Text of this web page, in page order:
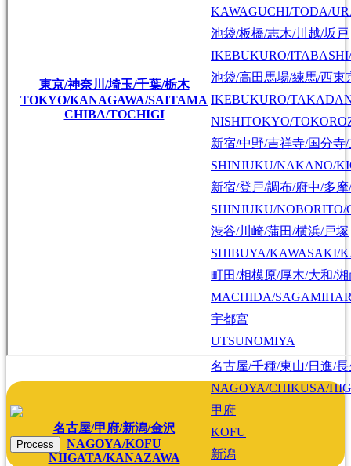
東京/神奈川/埼玉/千葉/栃木
TOKYO/KANAGAWA/SAITAMA
CHIBA/TOCHIGI
KAWAGUCHI/TODA/
池袋/板橋/志木/川越/坂戸
IKEBUKURO/
池袋/高田馬場/練馬/西東
IKEBUKURO/
NISHITOKYO/
新宿/中野/吉祥寺/国分寺
SHINJUKU/NAKANO/
新宿/登戸/調布/府中/多
SHINJUKU/
渋谷/川崎/蒲田/横浜/戸塚
SHIBUYA/KAWASAKI/
町田/相模原/厚木/大和/湘
MACHIDA/
宇都宮
UTSUNOMIYA
名古屋/甲府/新潟/金沢
NAGOYA/KOFU
NIIGATA/KANAZAWA
名古屋/千種/東山/日進/
NAGOYA/CHIKUSA/
甲府
KOFU
新潟
Process